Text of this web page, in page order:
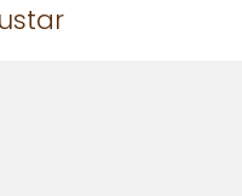
hayan comprado este